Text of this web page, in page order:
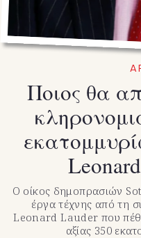
Ποιος θα
O οίκος δημοπρασιών
έργα τέχνης από τη
Leonard Lauder που
αξίας 350